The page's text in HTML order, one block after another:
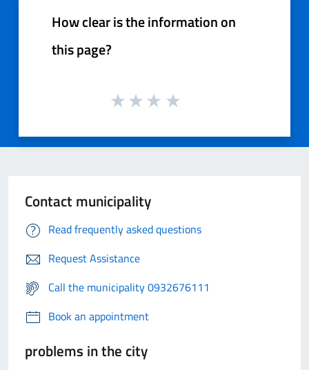
How clear is the information on
this page?
Contact municipality
Read frequently asked questions
Request Assistance
Call the municipality 0932676111
Book an appointment
problems in the city